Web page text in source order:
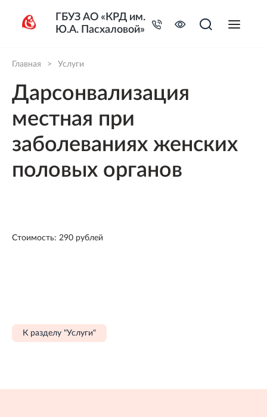
Главная > Услуги
Дарсонвализация
местная при
заболеваниях женских
половых органов
Стоимость: 290 рублей
К разделу "Услуги"
ГБУЗ АО «КРД им.
Ю.А. Пасхаловой»